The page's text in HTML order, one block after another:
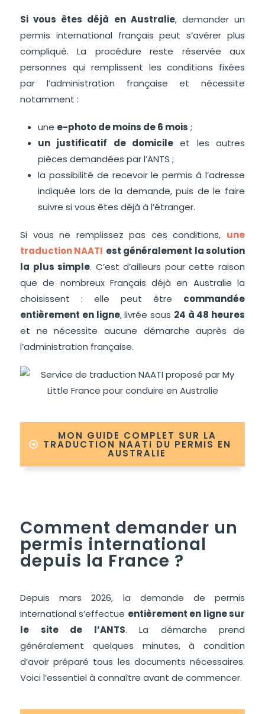
Si vous êtes déjà en Australie, demander un
permis international français peut s’avérer plus
compliqué. La procédure reste réservée aux
personnes qui remplissent les conditions fixées
par l’administration française et nécessite
notamment :
une e-photo de moins de 6 mois ;
un justificatif de domicile et les autres
pièces demandées par l’ANTS ;
la possibilité de recevoir le permis à l’adresse
indiquée lors de la demande, puis de le faire
suivre si vous êtes déjà à l’étranger.
Si vous ne remplissez pas ces conditions, une
traduction NAATI est généralement la solution
la plus simple. C’est d’ailleurs pour cette raison
que de nombreux Français déjà en Australie la
choisissent : elle peut être commandée
entièrement en ligne, livrée sous 24 à 48 heures
et ne nécessite aucune démarche auprès de
l’administration française.
MON GUIDE COMPLET SUR LA
TRADUCTION NAATI DU PERMIS EN
AUSTRALIE
Comment demander un
permis international
depuis la France ?
Depuis mars 2026, la demande de permis
international s’effectue entièrement en ligne sur
le site de l’ANTS. La démarche prend
généralement quelques minutes, à condition
d’avoir préparé tous les documents nécessaires.
Voici l’essentiel à connaître avant de commencer.